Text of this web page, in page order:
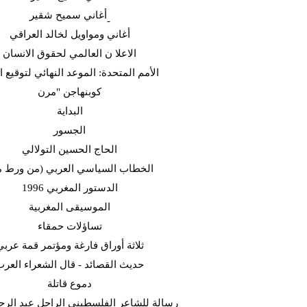
أغاني ومواويل لخالد العراقي
الاعلا ن العالمي لحقوق الانسان
الأمم المتحدة: الموعد النهائي لتوقيع
كوبنهاجن "مرن
البداية
الجسور
الحاج الحسين التولالي
(الخطاب السياسي العربي (من ورط
الدستور المغربي 1996
الموسيقى المغربية
تساؤلات حمقاء
ثلاثة أوراق فارغة ومؤتمر قمة
حديث القصائد - قال الشعراء
دموع قاتلة
رسالة للشاعر الفلسطيني الراحل عبد